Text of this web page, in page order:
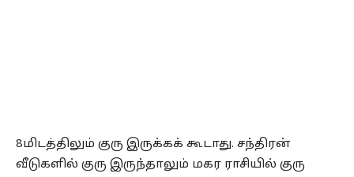
8மிடத்திலும் குரு இருக்கக் கூடாது. சந்திரன்
வீடுகளில் குரு இருந்தாலும் மகர ராசியில் குரு